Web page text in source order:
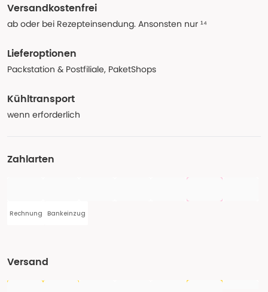
Versandkostenfrei
ab oder bei Rezepteinsendung. Ansonsten nur ¹⁴
Lieferoptionen
Packstation & Postfiliale, PaketShops
Kühltransport
wenn erforderlich
Zahlarten
Rechnung Bankeinzug
Versand